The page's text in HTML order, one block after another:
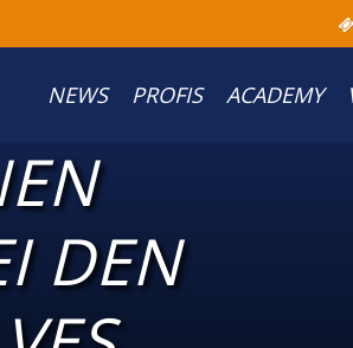
NEWS PROFIS ACADEMY
DEN